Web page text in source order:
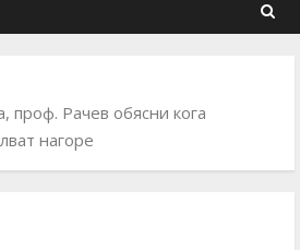
проф. Рачев обясни кога
нагоре